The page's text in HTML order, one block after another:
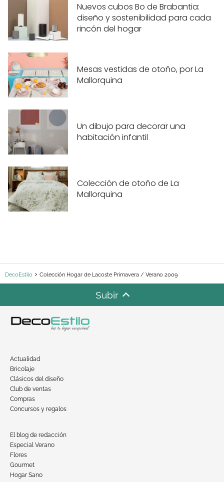
Nuevos cubos Bo de Brabantia:
diseño y sostenibilidad para cada
rincón del hogar
Mesas vestidas de otoño, por La
Mallorquina
Un dibujo para decorar una
habitación infantil
Colección de otoño de La
Mallorquina
DecoEstilo Colección Hogar de Lacoste Primavera / Verano 2009
Subir
Actualidad
Bricolaje
Clásicos del diseño
Club de ventas
Compras
Concursos y regalos
El blog de redacción
Especial Verano
Flores
Gourmet
Hogar Sano